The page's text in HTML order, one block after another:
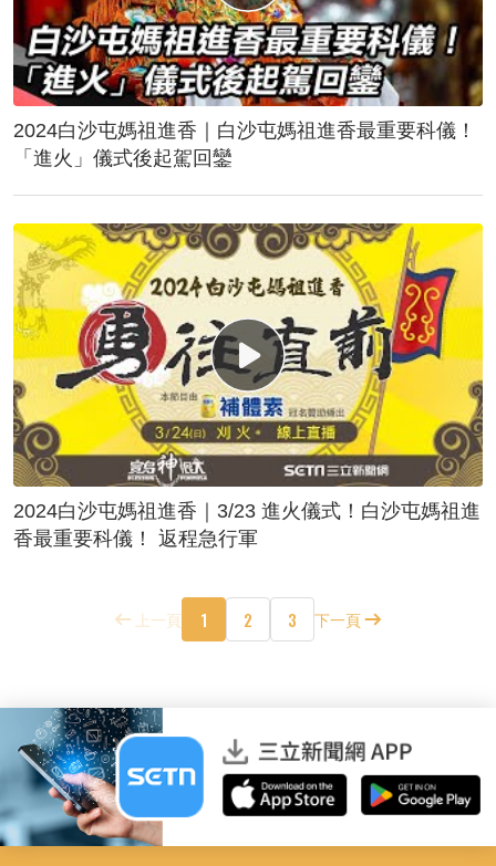
2024白沙屯媽祖進香｜白沙屯媽祖進香最重要科儀！
「進火」儀式後起駕回鑾
2024白沙屯媽祖進香｜3/23 進火儀式！白沙屯媽祖進
香最重要科儀！ 返程急行軍
上一頁 1 2 3 下一頁